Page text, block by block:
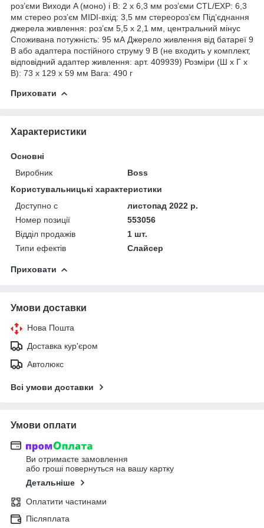
роз’єми Виходи A (моно) і B: 2 x 6,3 мм роз’єми CTL/EXP: 6,3
мм стерео роз’єм MIDI-вхід: 3,5 мм стереороз’єм Під’єднання
джерела живлення: роз’єм 5,5 x 2,1 мм, центральний мінус
Споживана потужність: 95 мА Джерело живлення від батареї 9
В або адаптера постійного струму 9 В (не входить у комплект,
відповідний адаптер живлення: арт. 409939) Розміри (Ш x Г x
В): 73 x 129 x 59 мм Вага: 490 г
Приховати
Характеристики
Основні
Виробник
Boss
Користувальницькі характеристики
Доступно с
листопад 2022 р.
Номер позиції
553056
Відділ продажів
1 шт.
Типи ефектів
Слайсер
Приховати
Умови доставки
Нова Пошта
Доставка кур'єром
Автолюкс
Всі умови доставки
Умови оплати
Ви отримаєте замовлення
або гроші повернуться на вашу картку
Детальніше
Оплатити частинами
Післяплата